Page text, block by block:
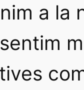
a la
sentim